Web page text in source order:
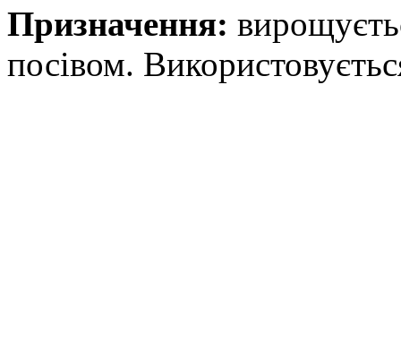
Призначення:
посівом.